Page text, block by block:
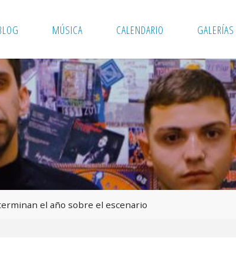
MÚSICA CALENDARIO GALERÍAS
el año sobre el escenario